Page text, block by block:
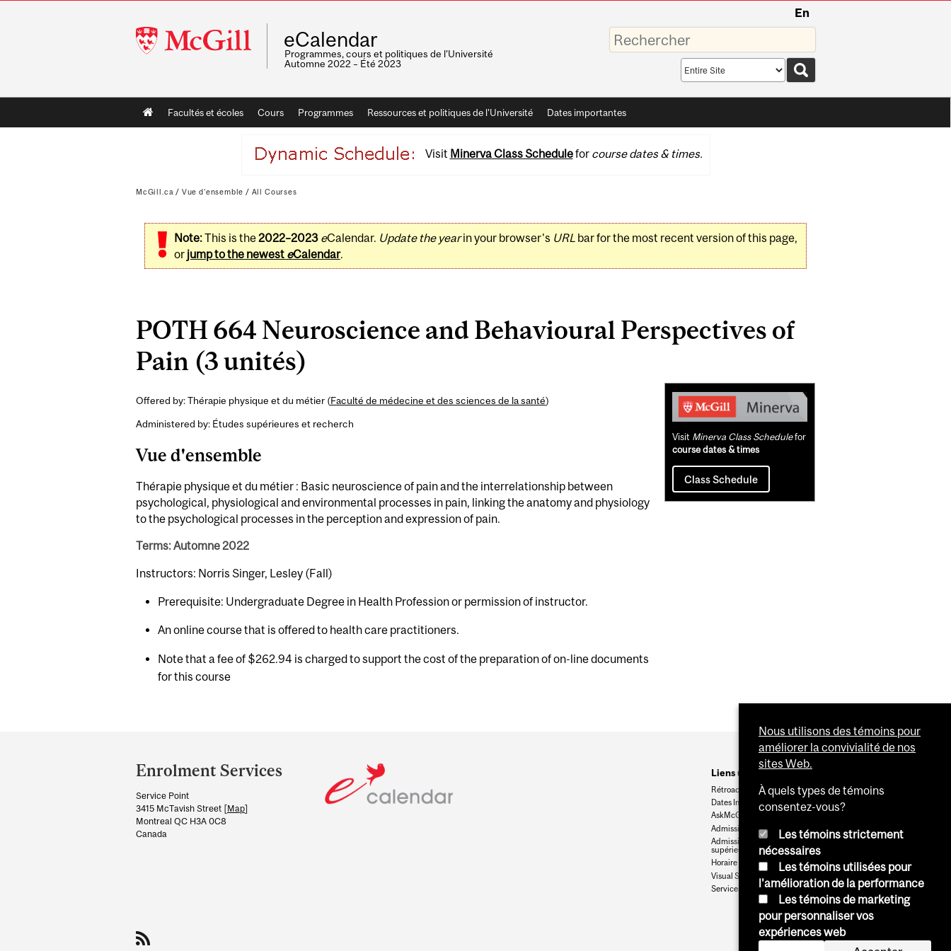
McGill
University
En
eCalendar
Programmes, cours et politiques de l'Université
Automne 2022 – Été 2023
Saisissez
vos
mots-
Search
scope
Main
navigation
Facultés et écoles Cours Programmes Ressources et politiques de l'Université Dates importantes
Visit Minerva Class Schedulefor course dates & times.
McGill.ca / Vue d'ensemble / All Courses
Note:This is the2022–2023 eCalendar. Update the yearin your browser's URLbar for the most recent version of this page,
or jump to the newest eCalendar.
POTH 664 Neuroscience and Behavioural Perspectives of
Pain (3 unités)
Offered by: Thérapie physique et du métier (Faculté de médecine et des sciences de la santé)
Administered by: Études supérieures et recherch
Vue d'ensemble
Thérapie physique et du métier : Basic neuroscience of pain and the interrelationship between
psychological, physiological and environmental processes in pain, linking the anatomy and physiology
to the psychological processes in the perception and expression of pain.
Terms: Automne 2022
Instructors: Norris Singer, Lesley (Fall)
Prerequisite: Undergraduate Degree in Health Profession or permission of instructor.
An online course that is offered to health care practitioners.
Note that a fee of $262.94 is charged to support the cost of the preparation of on-line documents
for this course
Related
Content
Visit Minerva Class Schedulefor
course dates & times
Class Schedule
and
University
Information
Enrolment Services
Service Point
3415 McTavish Street [Map]
Montreal QC H3A 0C8
Canada
Liens utiles
Rétroaction
Dates Importantes
AskMcGill
Admission au premier cycle
Admissions aux cycles
supérieurs et postdoctoraux
Horaire des cours
Visual Schedule Builder
Services aux étudiants
Nous utilisons des témoins pour
améliorer la convivialité de nos
sites Web.
À quels types de témoins
consentez-vous?
Les témoins strictement
nécessaires
Les témoins utilisées pour
l'amélioration de la performance
Les témoins de marketing
pour personnaliser vos
expériences web